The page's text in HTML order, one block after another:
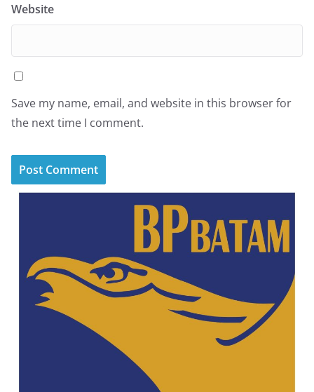
Website
Save my name, email, and website in this browser for
the next time I comment.